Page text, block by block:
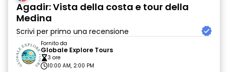
Agadir: Vista della costa e tour della
Medina
Scrivi per primo una recensione
Fornito da
Globale Explore Tours
3 ore
10:00 AM, 2:00 PM